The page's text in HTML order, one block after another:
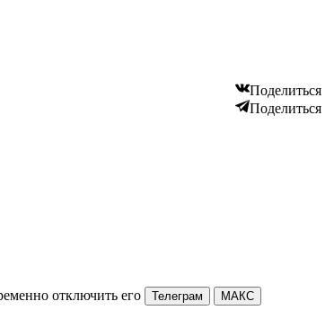
Поделиться
Поделиться
отключить его Телеграм МАКС